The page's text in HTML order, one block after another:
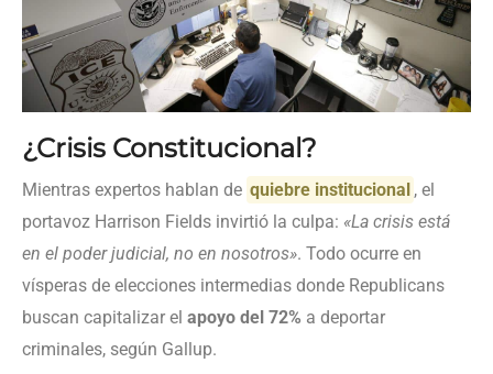
¿Crisis Constitucional?
Mientras expertos hablan de quiebre institucional , el
portavoz Harrison Fields invirtió la culpa: «La crisis está
en el poder judicial, no en nosotros». Todo ocurre en
vísperas de elecciones intermedias donde Republicans
buscan capitalizar el apoyo del 72% a deportar
criminales, según Gallup.